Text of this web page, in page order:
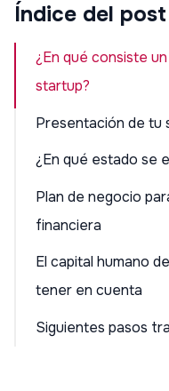
Índice del post
¿En qué consiste
startup?
Presentación de tu
¿En qué estado se
Plan de negocio
financiera
El capital humano
tener en cuenta
Siguientes pasos